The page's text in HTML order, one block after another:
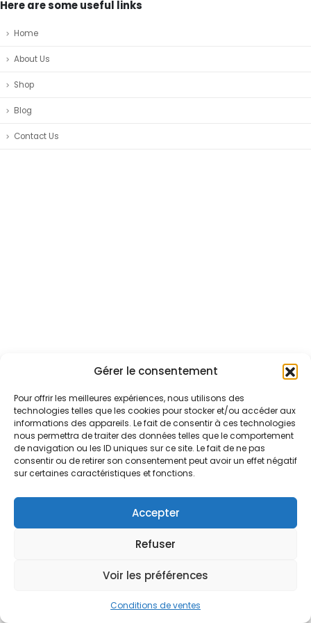
Gérer le consentement
Pour offrir les meilleures expériences, nous utilisons des
technologies telles que les cookies pour stocker et/ou accéder aux
informations des appareils. Le fait de consentir à ces technologies
nous permettra de traiter des données telles que le comportement
de navigation ou les ID uniques sur ce site. Le fait de ne pas
consentir ou de retirer son consentement peut avoir un effet négatif
sur certaines caractéristiques et fonctions.
Accepter
Refuser
Voir les préférences
Conditions de ventes
Here are some useful links
Home
About Us
Shop
Blog
Contact Us